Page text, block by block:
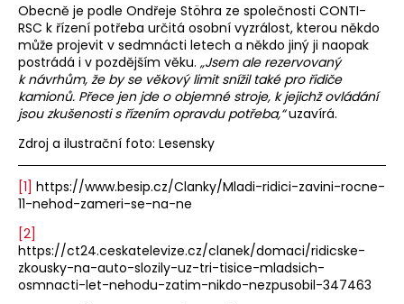
Obecně je podle Ondřeje Stöhra ze společnosti CONTI-
RSC k řízení potřeba určitá osobní vyzrálost, kterou někdo
může projevit v sedmnácti letech a někdo jiný ji naopak
postrádá i v pozdějším věku. „Jsem ale rezervovaný
k návrhům, že by se věkový limit snížil také pro řidiče
kamionů. Přece jen jde o objemné stroje, k jejichž ovládání
jsou zkušenosti s řízením opravdu potřeba,“uzavírá.
Zdroj a ilustrační foto: Lesensky
[1] https://www.besip.cz/Clanky/Mladi-ridici-zavini-rocne-
11-nehod-zameri-se-na-ne
[2]
https://ct24.ceskatelevize.cz/clanek/domaci/ridicske-
zkousky-na-auto-slozily-uz-tri-tisice-mladsich-
osmnacti-let-nehodu-zatim-nikdo-nezpusobil-347463